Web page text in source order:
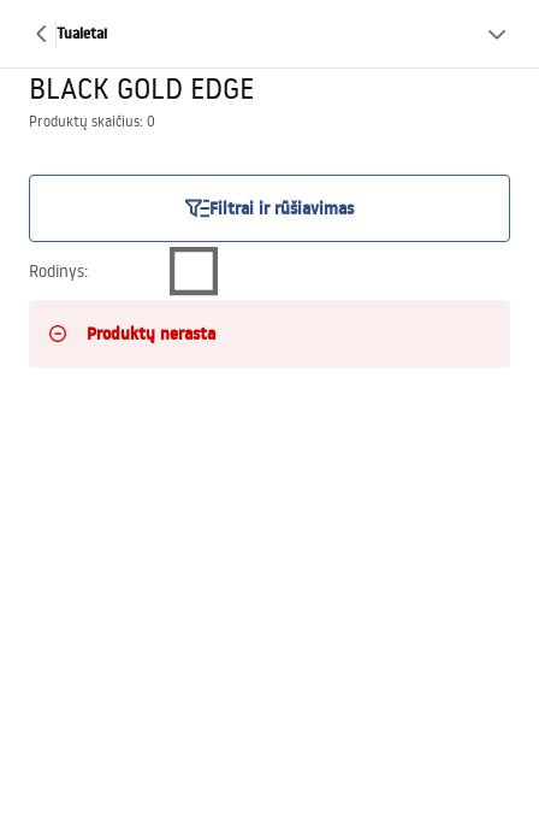
Tualetai
BLACK GOLD EDGE
Produktų skaičius: 0
Filtrai ir rūšiavimas
Rodinys:
Produktų nerasta